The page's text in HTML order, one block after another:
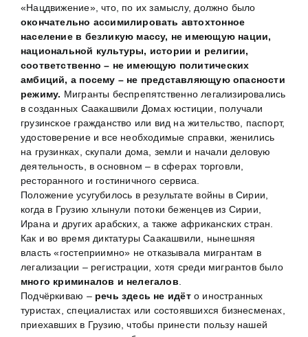
«Нацдвижение», что, по их замыслу, должно было
окончательно ассимилировать автохтонное
население в безликую массу, не имеющую нации,
национальной культуры, истории и религии,
соответственно – не имеющую политических
амбиций, а посему – не представляющую опасности
режиму. Мигранты беспрепятственно легализировались
в созданных Саакашвили Домах юстиции, получали
грузинское гражданство или вид на жительство, паспорт,
удостоверение и все необходимые справки, женились
на грузинках, скупали дома, земли и начали деловую
деятельность, в основном – в сферах торговли,
ресторанного и гостиничного сервиса.
Положение усугубилось в результате войны в Сирии,
когда в Грузию хлынули потоки беженцев из Сирии,
Ирана и других арабских, а также африканских стран.
Как и во время диктатуры Саакашвили, нынешняя
власть «гостеприимно» не отказывала мигрантам в
легализации – регистрации, хотя среди мигрантов было
много криминалов и нелегалов.
Подчёркиваю – речь здесь не идёто иностранных
туристах, специалистах или состоявшихся бизнесменах,
приехавших в Грузию, чтобы принести пользу нашей